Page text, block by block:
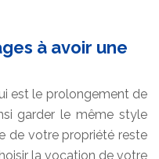
à avoir une
est le prolongement de
garder le même style
de votre propriété reste
la vocation de votre